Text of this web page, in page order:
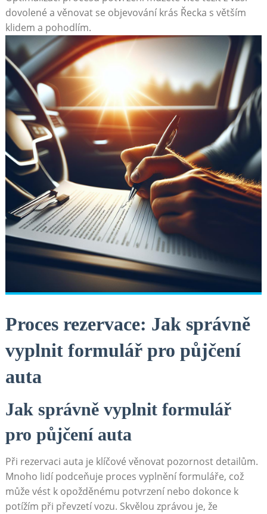
dovolené a věnovat se objevování krás Řecka s větším
klidem a pohodlím.
Proces rezervace: Jak správně
vyplnit formulář pro půjčení
auta
Jak správně vyplnit formulář
pro půjčení auta
Při rezervaci auta je klíčové věnovat pozornost detailům.
Mnoho lidí podceňuje proces vyplnění formuláře, což
může vést k opožděnému potvrzení nebo dokonce k
potížím při převzetí vozu. Skvělou zprávou je, že